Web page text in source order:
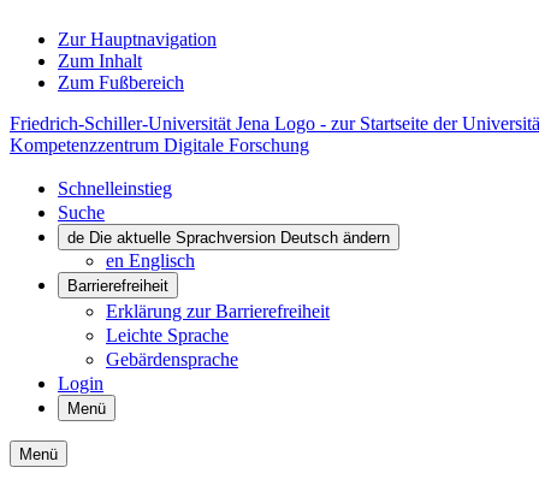
Zur Hauptnavigation
Zum Inhalt
Zum Fußbereich
Friedrich-Schiller-Universität Jena Logo - zur Startseite der
Kompetenzzentrum Digitale Forschung
Schnelleinstieg
Suche
de Die aktuelle Sprachversion Deutsch ändern
en Englisch
Barrierefreiheit
Erklärung zur Barrierefreiheit
Leichte Sprache
Gebärdensprache
Login
Menü
Menü